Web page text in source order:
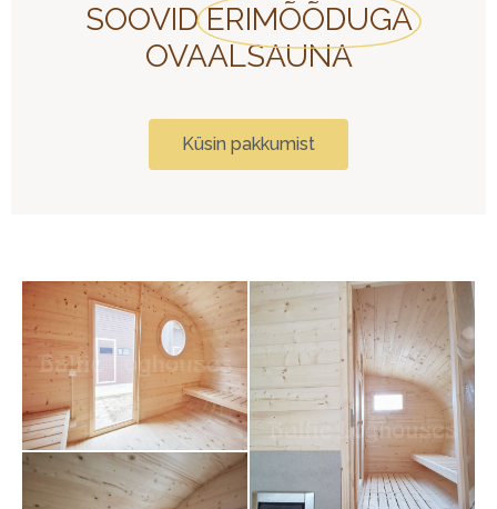
SOOVID ERIMÕÕDUGA
OVAALSAUNA
Küsin pakkumist